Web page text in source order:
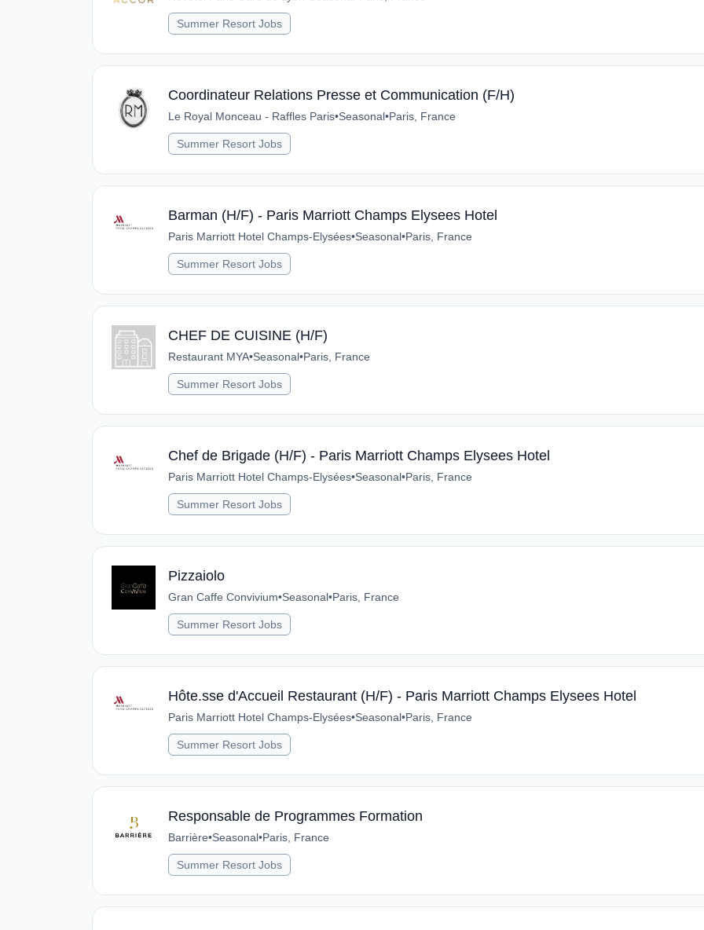
Summer Resort Jobs
Coordinateur Relations Presse et Communication (F/H)
Le Royal Monceau - Raffles Paris•Seasonal•Paris, France
Summer Resort Jobs
Barman (H/F) - Paris Marriott Champs Elysees Hotel
Paris Marriott Hotel Champs-Elysées•Seasonal•Paris, France
Summer Resort Jobs
CHEF DE CUISINE (H/F)
Restaurant MYA•Seasonal•Paris, France
Summer Resort Jobs
Chef de Brigade (H/F) - Paris Marriott Champs Elysees Hotel
Paris Marriott Hotel Champs-Elysées•Seasonal•Paris, France
Summer Resort Jobs
Pizzaiolo
Gran Caffe Convivium•Seasonal•Paris, France
Summer Resort Jobs
Hôte.sse d'Accueil Restaurant (H/F) - Paris Marriott Champs Elysees Hotel
Paris Marriott Hotel Champs-Elysées•Seasonal•Paris, France
Summer Resort Jobs
Responsable de Programmes Formation
Barrière•Seasonal•Paris, France
Summer Resort Jobs